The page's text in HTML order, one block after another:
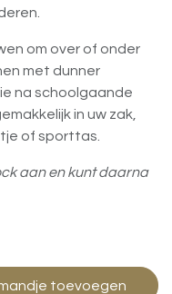
om over of onder
met dunner
na schoolgaande
in uw zak,
of sporttas.
aan en kunt daarna
toevoegen